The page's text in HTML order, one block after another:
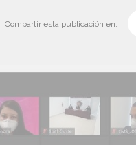
Compartir esta publicación en: